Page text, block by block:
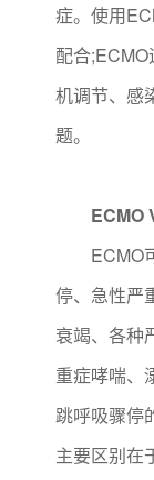
症。使用
配合
机调节、感
题。
ECMO
ECMO可
停、急性严
衰竭、各种
重症哮喘、
跳呼吸骤停
主要区别在